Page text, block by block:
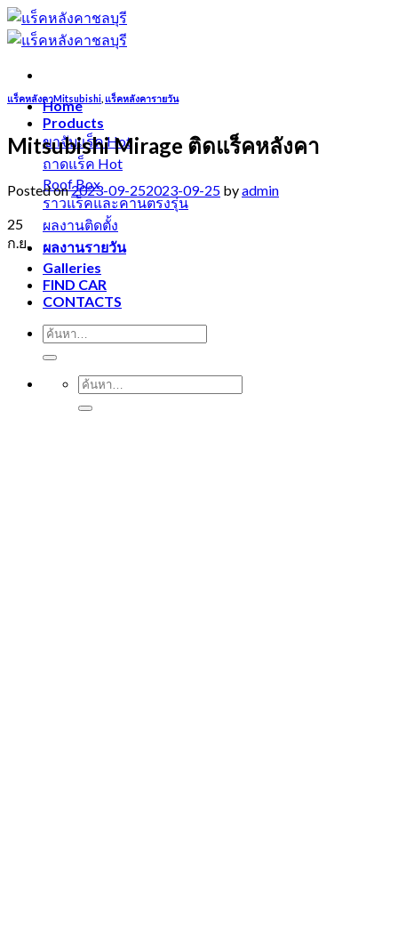
Skip
to
content
Home
Products
ขาจับแร็ค
ถาดแร็ค
Roof Box
ราวแร็คและคานตรงรุ่น
ผลงานติดตั้ง
ผลงานรายวัน
Galleries
FIND CAR
CONTACTS
แร็คหลังคาMitsubishi แร็คหลังคารายวัน
Mitsubishi Mirage ติดแร็คหลังคา
Posted on2023-09-252023-09-25 byadmin
25
ก.ย.